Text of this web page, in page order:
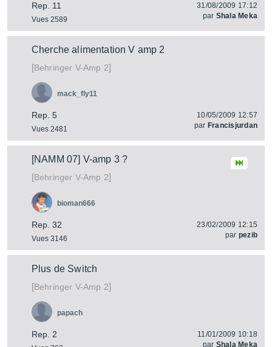
Rep. 11
Vues 2589
31/08/2009 17:12
par Shala Meka
Cherche alimentation V amp 2
[Behringer V-Amp 2]
Rep. 5
Vues 2481
mack_fly11
10/05/2009 12:57
par Francisjurdan
[NAMM 07] V-amp 3 ?
[Behringer V-Amp 2]
Rep. 32
Vues 3146
bioman666
23/02/2009 12:15
par pezib
Plus de Switch
[Behringer V-Amp 2]
Rep. 2
papach
11/01/2009 10:18
par Shala Meka